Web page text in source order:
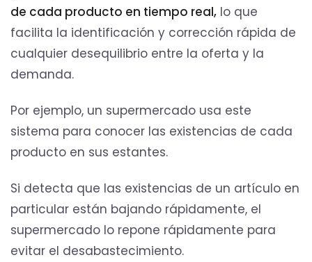
de cada producto en tiempo real, lo que
facilita la identificación y corrección rápida de
cualquier desequilibrio entre la oferta y la
demanda.
Por ejemplo, un supermercado usa este
sistema para conocer las existencias de cada
producto en sus estantes.
Si detecta que las existencias de un artículo en
particular están bajando rápidamente, el
supermercado lo repone rápidamente para
evitar el desabastecimiento.